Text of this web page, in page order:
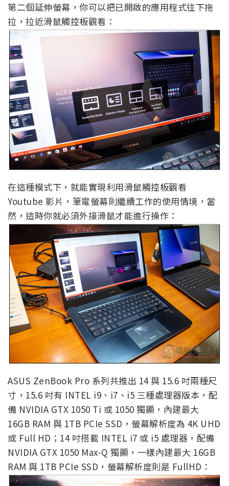
第二個延伸螢幕，你可以把已開啟的應用程式往下拖
拉，拉近滑鼠觸控板觀看：
在這種模式下，就能實現利用滑鼠觸控板觀看
Youtube 影片，筆電螢幕則繼續工作的使用情境，當
然，這時你就必須外接滑鼠才能進行操作：
ASUS ZenBook Pro 系列共推出 14 與 15.6 吋兩種尺
寸，15.6 吋有 INTEL i9、i7、i5 三種處理器版本，配
備 NVIDIA GTX 1050 Ti 或 1050 獨顯，內建最大
16GB RAM 與 1TB PCIe SSD，螢幕解析度為 4K UHD
或 Full HD；14 吋搭載 INTEL i7 或 i5 處理器，配備
NVIDIA GTX 1050 Max-Q 獨顯，一樣內建最大 16GB
RAM 與 1TB PCIe SSD，螢幕解析度則是 FullHD：